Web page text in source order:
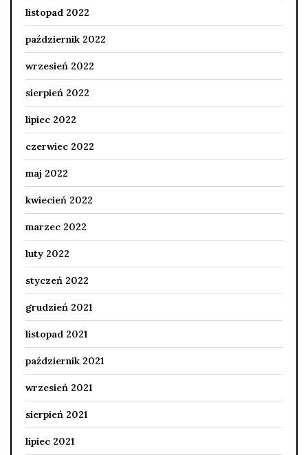
listopad 2022
październik 2022
wrzesień 2022
sierpień 2022
lipiec 2022
czerwiec 2022
maj 2022
kwiecień 2022
marzec 2022
luty 2022
styczeń 2022
grudzień 2021
listopad 2021
październik 2021
wrzesień 2021
sierpień 2021
lipiec 2021